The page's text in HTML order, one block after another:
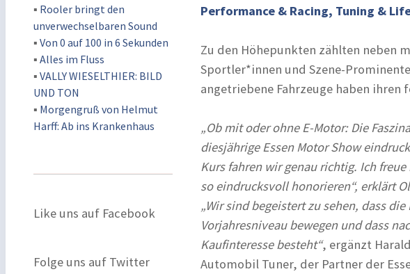
▪ Rooler bringt den
unverwechselbaren Sound
▪ Von 0 auf 100 in 6 Sekunden
▪ Alles im Fluss
▪ VALLY WIESELTHIER: BILD
UND TON
▪ Morgengruß von Helmut
Harff: Ab ins Krankenhaus
Like uns auf Facebook
Folge uns auf Twitter
Performance & Racing, Tuning &
Zu den Höhepunkten zählten neben
Sportler*innen und Szene-
angetriebene Fahrzeuge haben
„Ob mit oder ohne E-Motor: Die
diesjährige Essen Motor Show
Kurs fahren wir genau richtig. Ich
so eindrucksvoll honorieren“, erklärt
„Wir sind begeistert zu sehen, dass
Vorjahresniveau bewegen und dass
Kaufinteresse besteht“, ergänzt
Automobil Tuner, der Partner der